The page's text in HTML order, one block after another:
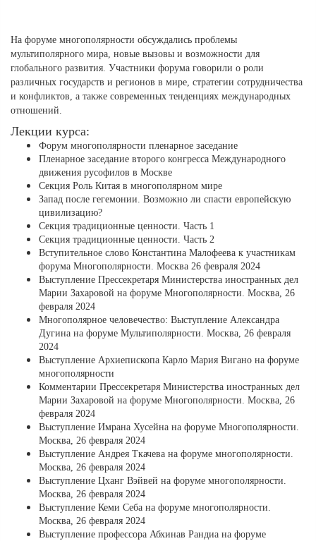
На форуме многополярности обсуждались проблемы
мультиполярного мира, новые вызовы и возможности для
глобального развития. Участники форума говорили о роли
различных государств и регионов в мире, стратегии сотрудничества
и конфликтов, а также современных тенденциях международных
отношений.
Лекции курса:
Форум многополярности пленарное заседание
Пленарное заседание второго конгресса Международного
движения русофилов в Москве
Секция Роль Китая в многополярном мире
Запад после гегемонии. Возможно ли спасти европейскую
цивилизацию?
Секция традиционные ценности. Часть 1
Секция традиционные ценности. Часть 2
Вступительное слово Константина Малофеева к участникам
форума Многополярности. Москва 26 февраля 2024
Выступление Прессекретаря Министерства иностранных дел
Марии Захаровой на форуме Многополярности. Москва, 26
февраля 2024
Многополярное человечество: Выступление Александра
Дугина на форуме Мультиполярности. Москва, 26 февраля
2024
Выступление Архиепископа Карло Мария Вигано на форуме
многополярности
Комментарии Прессекретаря Министерства иностранных дел
Марии Захаровой на форуме Многополярности. Москва, 26
февраля 2024
Выступление Имрана Хусейна на форуме Многополярности.
Москва, 26 февраля 2024
Выступление Андрея Ткачева на форуме многополярности.
Москва, 26 февраля 2024
Выступление Цханг Вэйвей на форуме многополярности.
Москва, 26 февраля 2024
Выступление Кеми Себа на форуме многополярности.
Москва, 26 февраля 2024
Выступление профессора Абхинав Рандиа на форуме